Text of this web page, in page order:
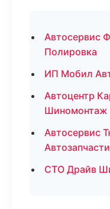
Автосервис
Полировка
ИП Мобил
Автоцентр
Шиномонтаж
Автосервис
Автозапчасти
СТО Драйв